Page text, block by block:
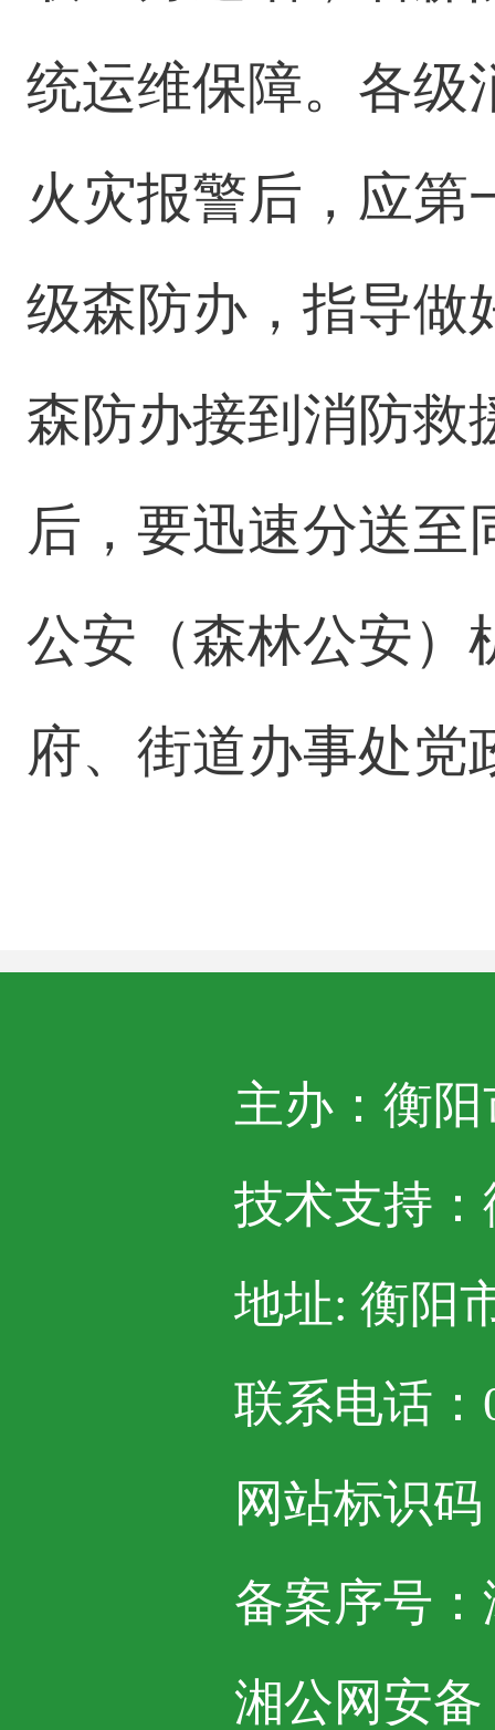
统运维保障。各级
火灾报警后，应第
级森防办，指导做
森防办接到消防救
后，要迅速分送至
公安（森林公安）
府、街道办事处党
主办：衡
技术支持
地址: 衡阳
联系电话
网站标识码
备案序号：
湘公网安备